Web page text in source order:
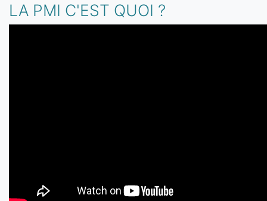
LA PMI C'EST QUOI ?